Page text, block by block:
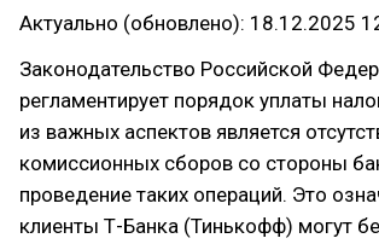
Актуально (обновлено): 18.12.2025
Законодательство Российской
регламентирует порядок уплаты
из важных аспектов является
комиссионных сборов со стороны
проведение таких операций. Это
клиенты Т-Банка (Тинькофф) могут